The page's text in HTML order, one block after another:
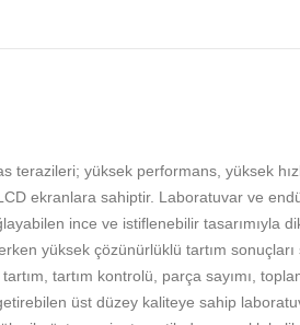
terazileri; yüksek performans, yüksek
ekranlara sahiptir. Laboratuvar ve
ince ve istiflenebilir tasarımıyla
yüksek çözünürlüklü tartım
tartım kontrolü, parça sayımı,
üst düzey kaliteye sahip